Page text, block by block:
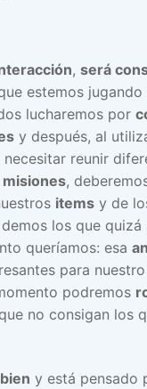
, será
estemos jugando
lucharemos por
y después, al
reunir
,
items y de
los que
queríamos: esa
para
podremos
no consigan los
y está pensado